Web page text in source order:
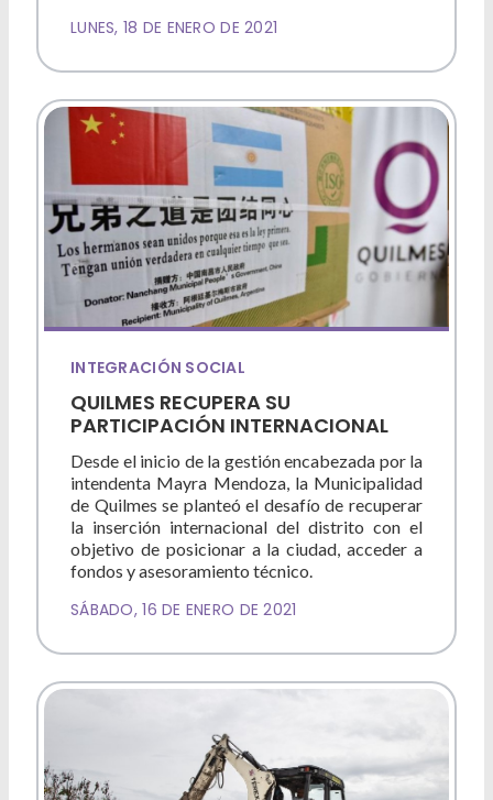
LUNES, 18 DE ENERO DE 2021
INTEGRACIÓN SOCIAL
QUILMES RECUPERA SU
PARTICIPACIÓN INTERNACIONAL
Desde el inicio de la gestión encabezada por la
intendenta Mayra Mendoza, la Municipalidad
de Quilmes se planteó el desafío de recuperar
la inserción internacional del distrito con el
objetivo de posicionar a la ciudad, acceder a
fondos y asesoramiento técnico.
SÁBADO, 16 DE ENERO DE 2021